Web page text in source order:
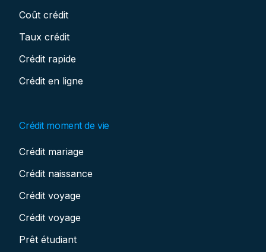
Coût crédit
Taux crédit
Crédit rapide
Crédit en ligne
Crédit moment de vie
Crédit mariage
Crédit naissance
Crédit voyage
Crédit voyage
Prêt étudiant